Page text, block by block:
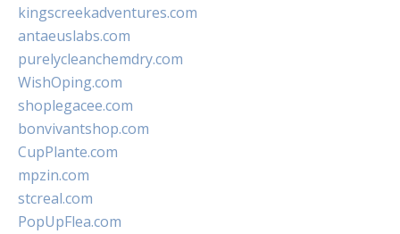
kingscreekadventures.com
antaeuslabs.com
purelycleanchemdry.com
WishOping.com
shoplegacee.com
bonvivantshop.com
CupPlante.com
mpzin.com
stcreal.com
PopUpFlea.com